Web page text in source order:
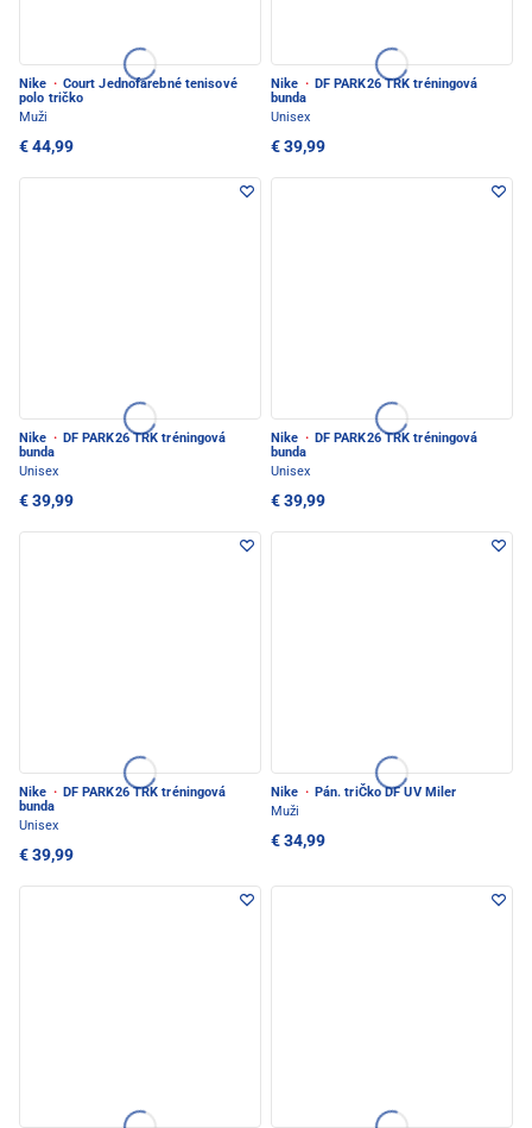
Nike · Court Jednofarebné tenisové
polo tričko
Muži
€ 44,99
Nike · DF PARK26 TRK tréningová
bunda
Unisex
€ 39,99
Nike · DF PARK26 TRK tréningová
bunda
Unisex
€ 39,99
Nike · DF PARK26 TRK tréningová
bunda
Unisex
€ 39,99
Nike · DF PARK26 TRK tréningová
bunda
Unisex
€ 39,99
Nike · Pán. triČko DF UV Miler
Muži
€ 34,99